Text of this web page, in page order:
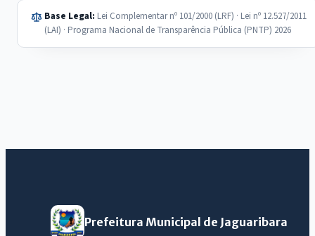
Base Legal: Lei Complementar nº 101/2000 (LRF) · Lei nº 12.527/2011
(LAI) · Programa Nacional de Transparência Pública (PNTP) 2026
Prefeitura Municipal de Jaguaribara